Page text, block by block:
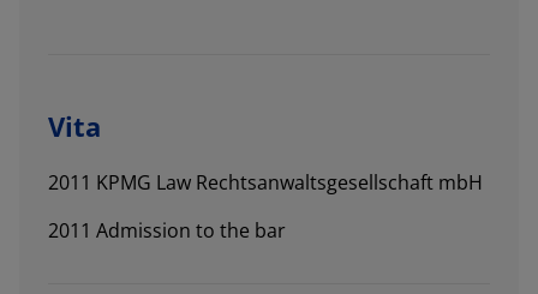
Vita
2011 KPMG Law Rechtsanwaltsgesellschaft mbH
2011 Admission to the bar